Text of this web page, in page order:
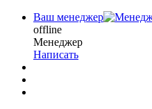
Ваш менеджер
offline
Менеджер
Написать